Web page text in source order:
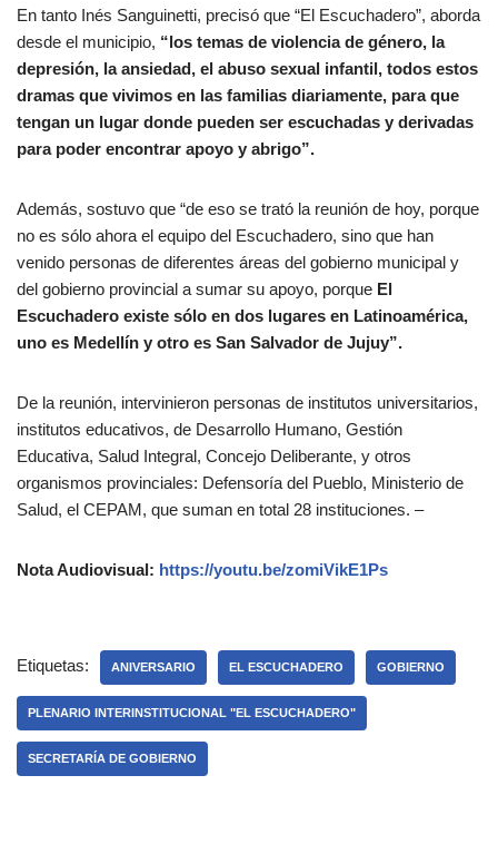
En tanto Inés Sanguinetti, precisó que “El Escuchadero”, aborda
desde el municipio, “los temas de violencia de género, la
depresión, la ansiedad, el abuso sexual infantil, todos estos
dramas que vivimos en las familias diariamente, para que
tengan un lugar donde pueden ser escuchadas y derivadas
para poder encontrar apoyo y abrigo”.
Además, sostuvo que “de eso se trató la reunión de hoy, porque
no es sólo ahora el equipo del Escuchadero, sino que han
venido personas de diferentes áreas del gobierno municipal y
del gobierno provincial a sumar su apoyo, porque El
Escuchadero existe sólo en dos lugares en Latinoamérica,
uno es Medellín y otro es San Salvador de Jujuy”.
De la reunión, intervinieron personas de institutos universitarios,
institutos educativos, de Desarrollo Humano, Gestión
Educativa, Salud Integral, Concejo Deliberante, y otros
organismos provinciales: Defensoría del Pueblo, Ministerio de
Salud, el CEPAM, que suman en total 28 instituciones. –
Nota Audiovisual: https://youtu.be/zomiVikE1Ps
Etiquetas: ANIVERSARIO EL ESCUCHADERO GOBIERNO
PLENARIO INTERINSTITUCIONAL "EL ESCUCHADERO"
SECRETARÍA DE GOBIERNO